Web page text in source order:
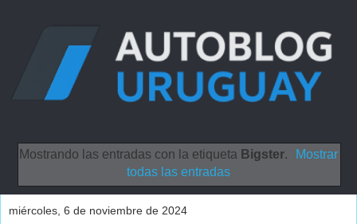
Mostrando las entradas con la etiqueta Bigster.
Mostrar
todas las entradas
miércoles, 6 de noviembre de 2024